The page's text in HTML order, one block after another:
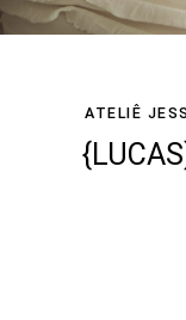
ATELIÊ